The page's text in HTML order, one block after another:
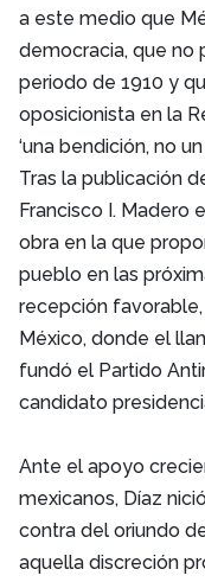
a este medio que
democracia, que no
periodo de 1910 y
oposicionista en la
‘una bendición, no un
Tras la publicación
Francisco I. Madero
obra en la que
pueblo en las
recepción
México, donde el
fundó el Partido
candidato
Ante el apoyo
mexicanos, Díaz
contra del oriundo
aquella discreción